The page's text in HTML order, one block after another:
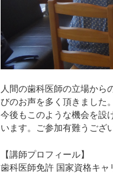
人間の歯科医師の立場から
びのお声を多く頂きました。
今後もこのような機会を設
います。ご参加有難うござ
【講師プロフィール】
歯科医師免許 国家資格キャ